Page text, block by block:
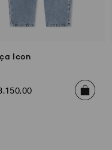
Icon
.150,00